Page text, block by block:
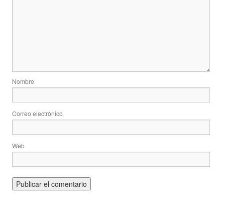
Nombre
Correo electrónico
Web